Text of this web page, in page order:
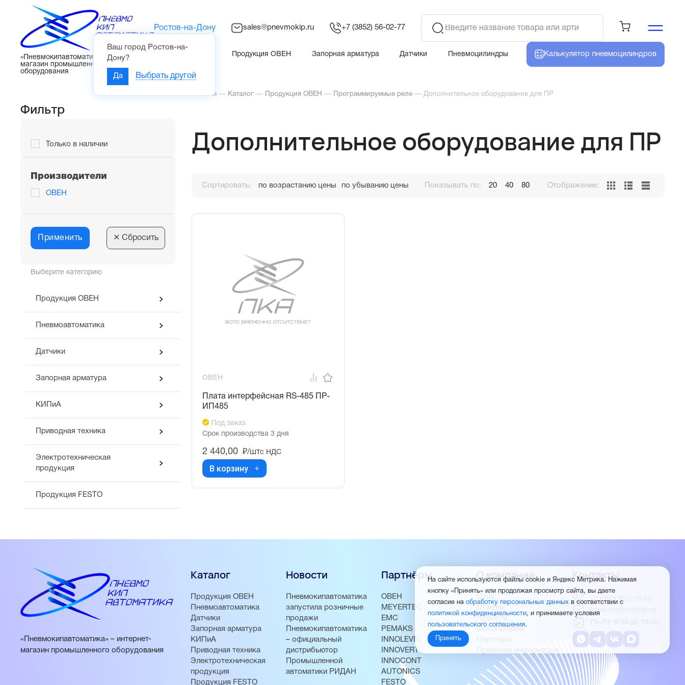
«Пневмокипавтоматика» – интернет-
магазин промышленного
оборудования
Ростов-на-Дону
Ваш город Ростов-на-
Дону?
Да Выбрать другой
sales@pnevmokip.ru +7 (3852) 56-02-77
Продукция ОВЕН Запорная арматура Датчики Пневмоцилиндры Калькулятор пневмоцилиндров
Выберите категорию
Продукция ОВЕН
Пневмоавтоматика
Датчики
Запорная арматура
КИПиА
Приводная техника
Электротехническая
продукция
Продукция FESTO
Фильтр
Только в наличии
Производители
ОВЕН
Применить ✕ Сбросить
Главная — Каталог — Продукция ОВЕН — Программируемые реле — Дополнительное оборудование для ПР
Дополнительное оборудование для ПР
Сортировать: по возрастанию цены по убыванию цены Показывать по: 20 40 80 Отображение:
ОВЕН
Плата интерфейсная RS-485 ПР-
ИП485
Под заказ
Срок производства 3 дня
2 440,00 ₽/штс НДС
В корзину
«Пневмокипавтоматика» – интернет-
магазин промышленного оборудования
Каталог
Продукция ОВЕН
Пневмоавтоматика
Датчики
Запорная арматура
КИПиА
Приводная техника
Электротехническая
продукция
Продукция FESTO
Новости
Пневмокипавтоматика
запустила розничные
продажи
Пневмокипавтоматика
– официальный
дистрибьютор
Промышленной
автоматики РИДАН
Партнёры
ОВЕН
MEYERTEC
EMC
PEMAKS
INNOLEVEL
INNOVERT
INNOCONT
AUTONICS
FESTO
О компании
О нас
Отзывы
Новости
Фотогалерея
Партнёры
Правовая информация
Контакты
+7 (960) 953-19-99
sales@pnevmokip.ru
Пн-Пт: 9:00 до 18:00
На сайте используются файлы cookie и Яндекс Метрика. Нажимая
кнопку «Принять» или продолжая просмотр сайта, вы даете
согласие на обработку персональных данных в соответствии с
политикой конфиденциальности, и принимаете условия
пользовательского соглашения.
Принять